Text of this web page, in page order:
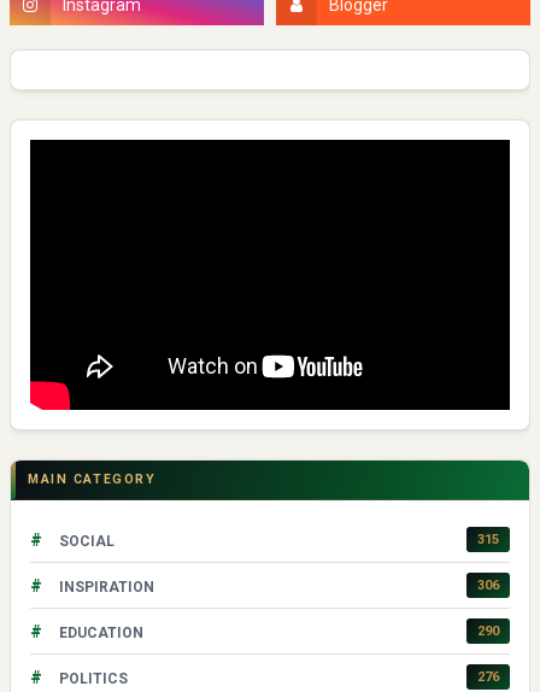
MAIN CATEGORY
# SOCIAL 315
# INSPIRATION 306
# EDUCATION 290
# POLITICS 276